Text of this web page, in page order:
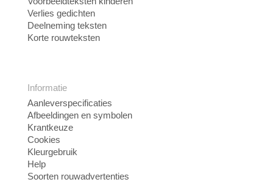
Verlies gedichten
Deelneming teksten
Korte rouwteksten
Informatie
Aanleverspecificaties
Afbeeldingen en symbolen
Krantkeuze
Cookies
Kleurgebruik
Help
Soorten rouwadvertenties